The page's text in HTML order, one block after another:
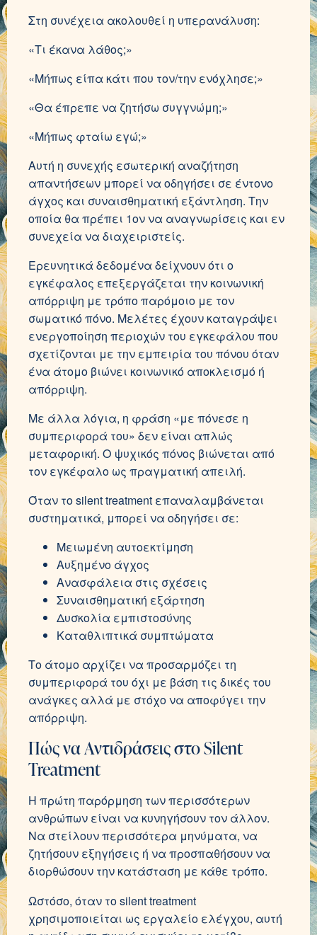
Στη συνέχεια ακολουθεί η υπερανάλυση:
«Τι έκανα λάθος;»
«Μήπως είπα κάτι που τον/την ενόχλησε;»
«Θα έπρεπε να ζητήσω συγγνώμη;»
«Μήπως φταίω εγώ;»
Αυτή η συνεχής εσωτερική αναζήτηση
απαντήσεων μπορεί να οδηγήσει σε έντονο
άγχος και συναισθηματική εξάντληση. Την
οποία θα πρέπει 1οννα αναγνωρίσεις και εν
συνεχεία να διαχειριστείς.
Ερευνητικά δεδομένα δείχνουν ότι ο
εγκέφαλος επεξεργάζεται την κοινωνική
απόρριψη με τρόπο παρόμοιο με τον
σωματικό πόνο. Μελέτες έχουν καταγράψει
ενεργοποίηση περιοχών του εγκεφάλου που
σχετίζονται με την εμπειρία του πόνου όταν
ένα άτομο βιώνει κοινωνικό αποκλεισμό ή
απόρριψη.
Με άλλα λόγια, η φράση «με πόνεσε η
συμπεριφορά του» δεν είναι απλώς
μεταφορική. Ο ψυχικός πόνος βιώνεται από
τον εγκέφαλο ως πραγματική απειλή.
Όταν το silent treatment επαναλαμβάνεται
συστηματικά, μπορεί να οδηγήσει σε:
Μειωμένη αυτοεκτίμηση
Αυξημένο άγχος
Ανασφάλεια στις σχέσεις
Συναισθηματική εξάρτηση
Δυσκολία εμπιστοσύνης
Καταθλιπτικά συμπτώματα
Το άτομο αρχίζει να προσαρμόζει τη
συμπεριφορά του όχι με βάση τις δικές του
ανάγκες αλλά με στόχο να αποφύγει την
απόρριψη.
Πώς να Αντιδράσεις στο Silent
Treatment
Η πρώτη παρόρμηση των περισσότερων
ανθρώπων είναι να κυνηγήσουν τον άλλον.
Να στείλουν περισσότερα μηνύματα, να
ζητήσουν εξηγήσεις ή να προσπαθήσουν να
διορθώσουν την κατάσταση με κάθε τρόπο.
Ωστόσο, όταν το silent treatment
χρησιμοποιείται ως εργαλείο ελέγχου, αυτή